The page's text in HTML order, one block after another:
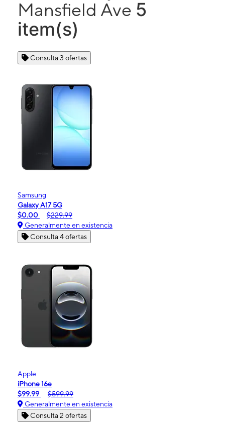
Mansfield Ave 5
item(s)
Consulta 3 ofertas
Samsung
Galaxy A17 5G
$0.00
$229.99
Generalmente en existencia
Consulta 4 ofertas
Apple
iPhone 16e
$99.99
$599.99
Generalmente en existencia
Consulta 2 ofertas